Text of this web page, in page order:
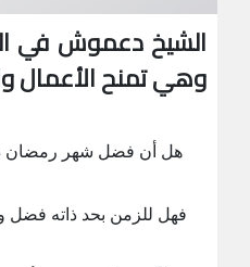
وهي تمنح الأعمال
هل أن فضل شهر رمضان
فهل للزمن بحد ذاته فضل